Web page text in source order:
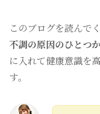
このブログを読んで
不調の原因のひとつ
に入れて健康意識を
す。